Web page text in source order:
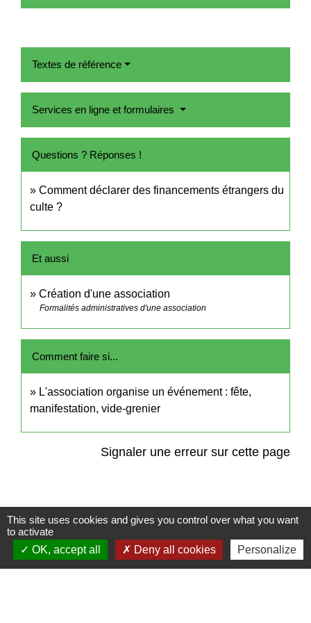
Textes de référence
Services en ligne et formulaires
Questions ? Réponses !
Comment déclarer des financements étrangers du
culte ?
Et aussi
Création d'une association
Formalités administratives d'une association
Comment faire si...
L'association organise un événement : fête,
manifestation, vide-grenier
Signaler une erreur sur cette page
Contact
This site uses cookies and gives you control over what you want
to activate
OK, accept all
Deny all cookies Personalize